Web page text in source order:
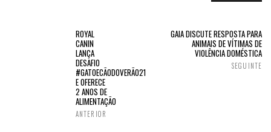
ROYAL
CANIN
LANÇA
DESAFIO
#GATOECÃODOVERÃO21
E OFERECE
2 ANOS DE
ALIMENTAÇÃO
ANTERIOR
GAIA DISCUTE RESPOSTA PARA
ANIMAIS DE VÍTIMAS DE
VIOLÊNCIA DOMÉSTICA
SEGUINTE